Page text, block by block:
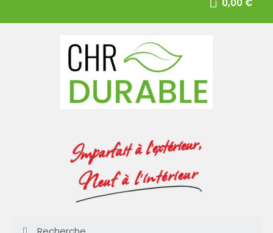
Imparfait à l'extérieur,
Neuf à l'intérieur